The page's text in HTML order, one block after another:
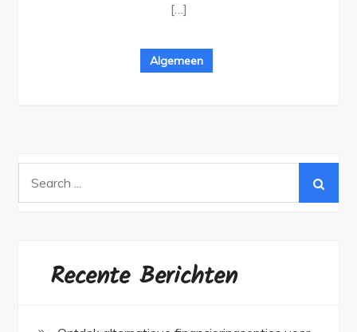
[…]
Algemeen
Recente Berichten